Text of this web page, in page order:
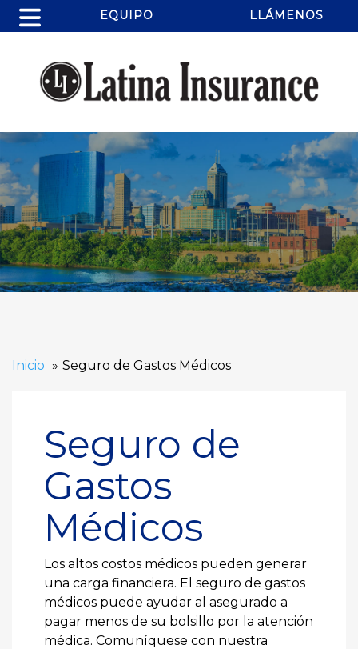
EQUIPO LLÁMENOS
Inicio Seguro de Gastos Médicos
Seguro de
Gastos
Médicos
Los altos costos médicos pueden generar
una carga financiera. El seguro de gastos
médicos puede ayudar al asegurado a
pagar menos de su bolsillo por la atención
médica. Comuníquese con nuestra